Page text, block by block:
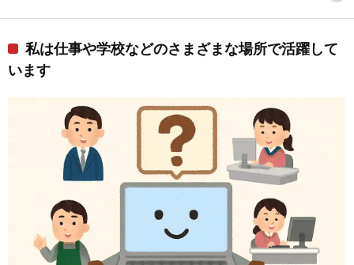
私は仕事や学校などのさまざまな場所で活躍して
います